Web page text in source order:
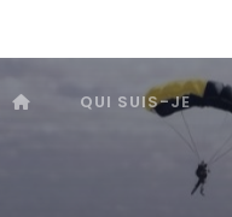
QUI SUIS-JE